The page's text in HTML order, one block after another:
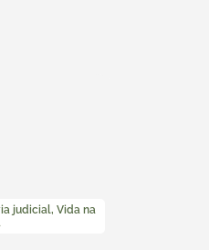
judicial, Vida na